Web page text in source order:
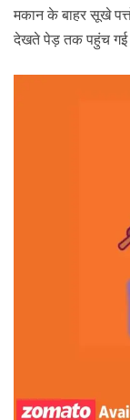
मकान के बाहर सूखे
देखते पेड़ तक पहुंच